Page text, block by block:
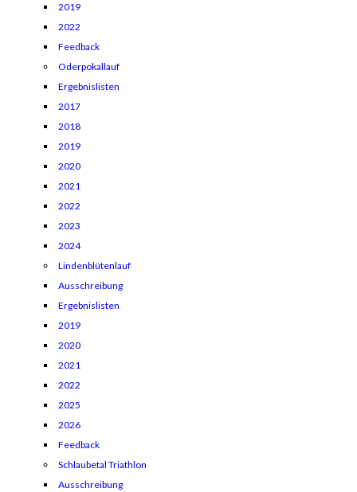
2019
2022
Feedback
Oderpokallauf
Ergebnislisten
2017
2018
2019
2020
2021
2022
2023
2024
Lindenblütenlauf
Ausschreibung
Ergebnislisten
2019
2020
2021
2022
2025
2026
Feedback
Schlaubetal Triathlon
Ausschreibung